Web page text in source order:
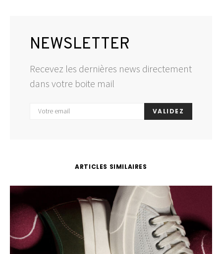
NEWSLETTER
Recevez les dernières news directement
dans votre boite mail
VALIDEZ
ARTICLES SIMILAIRES